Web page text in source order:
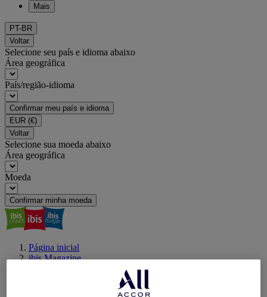
Mais
PT-BR
Voltar
Selecione seu país e idioma abaixo
Área geográfica
País/região-idioma
Confirmar meu país e idioma
EUR (€)
Voltar
Selecione sua moeda abaixo
Área geográfica
Moeda
Confirmar minha moeda
Página inicial
ibis Magazine
Bares e baladas em Campinas | Hotéis ibis